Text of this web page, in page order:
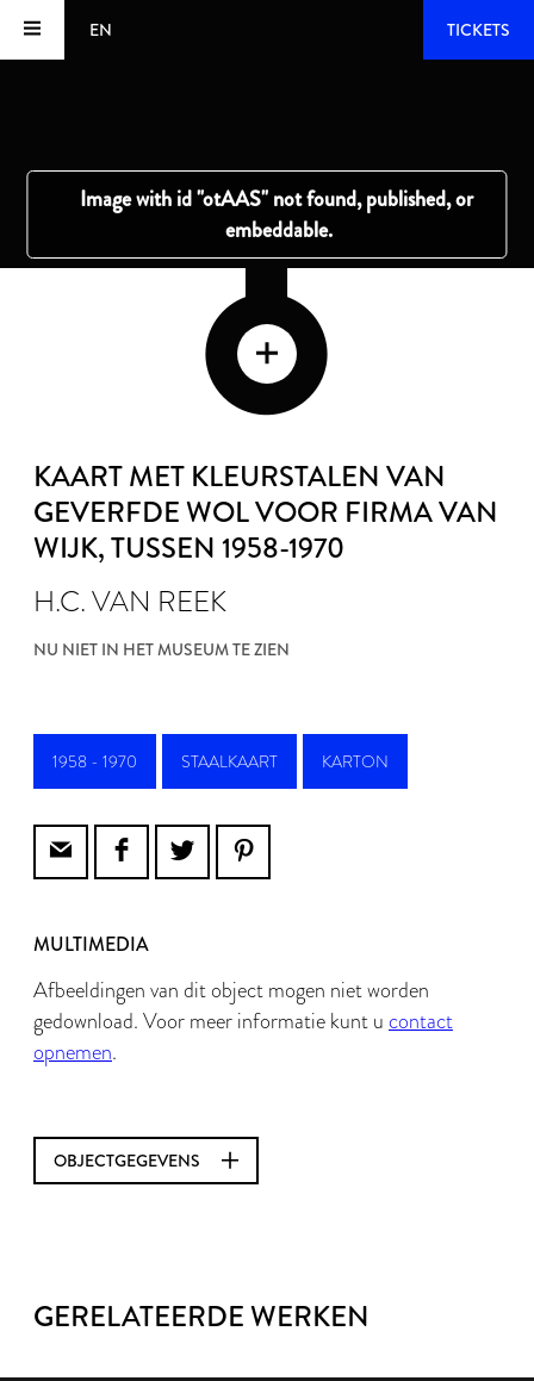
EN TICKETS
KAART MET KLEURSTALEN VAN
GEVERFDE WOL VOOR FIRMA VAN
WIJK, TUSSEN 1958-1970
H.C. VAN REEK
NU NIET IN HET MUSEUM TE ZIEN
1958 - 1970 STAALKAART KARTON
MULTIMEDIA
Afbeeldingen van dit object mogen niet worden
gedownload. Voor meer informatie kunt u contact
opnemen.
OBJECTGEGEVENS
GERELATEERDE WERKEN